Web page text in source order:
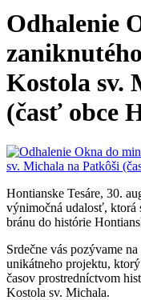
Odhalenie
Kostola sv.
(časť obce
Hontianske Tesáre, 30.
výnimočná udalosť,
bránu do histórie
Srdečne vás pozývame
unikátneho projektu,
časov prostredníctvom
Kostola sv. Michala.